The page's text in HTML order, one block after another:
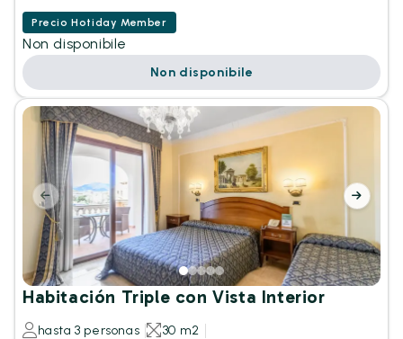
Precio Hotiday Member
Non disponibile
Non disponibile
Habitación Triple con Vista Interior
hasta 3 personas
30 m2